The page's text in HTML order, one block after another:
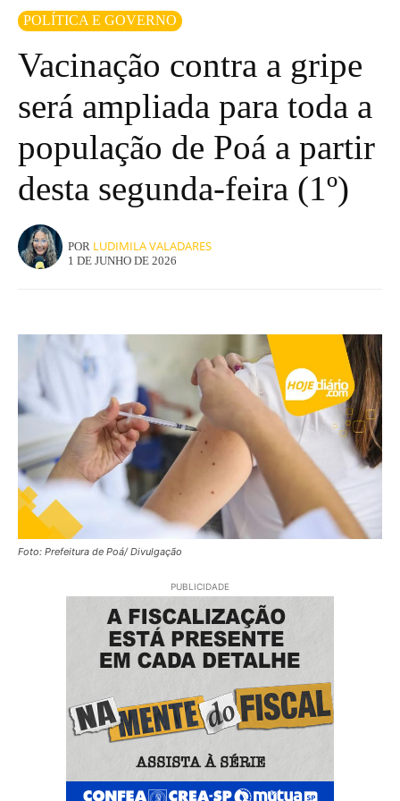
POLÍTICA E GOVERNO
Vacinação contra a gripe
será ampliada para toda a
população de Poá a partir
desta segunda-feira (1º)
POR LUDIMILA VALADARES
1 DE JUNHO DE 2026
Foto: Prefeitura de Poá/ Divulgação
PUBLICIDADE